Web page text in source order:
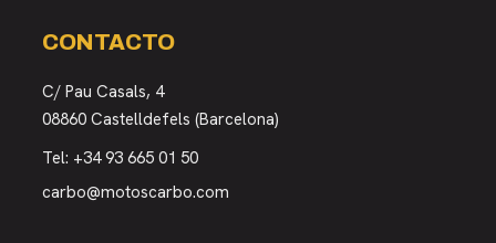
CONTACTO
C/ Pau Casals, 4
08860 Castelldefels (Barcelona)
Tel: +34 93 665 01 50
carbo@motoscarbo.com